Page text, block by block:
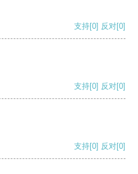
支持[0] 反对[0]
支持[0] 反对[0]
支持[0] 反对[0]